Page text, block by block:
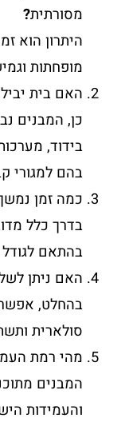
מסורתית?
היתרון הוא
מופחתות
האם בית
כן, המבנים
בידוד,
בהם למגורי
כמה זמן
בדרך כלל
בהתאם לגודל
האם ניתן
בהחלט,
סולארית
מהי רמת
המבנים
והעמידות